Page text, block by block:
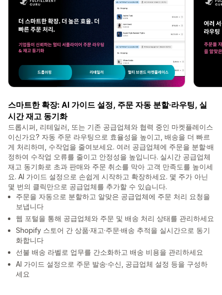
스마트한 확장: AI 가이드 설정, 주문 자동 분할·라우팅, 실
시간 재고 동기화
드롭시퍼, 리테일러, 또는 기존 공급업체와 협력 중인 마켓플레이스
이신가요? 자동 주문 라우팅으로 효율성을 높이고, 배송을 더 빠르
게 처리하며, 수작업을 줄여보세요. 여러 공급업체에 주문을 분할·배
정하여 수작업 오류를 줄이고 안정성을 높입니다. 실시간 공급업체
재고 동기화로 초과 판매와 주문 취소를 막아 고객 만족도를 높이세
요. AI 가이드 설정으로 손쉽게 시작하고 확장하세요. 몇 주가 아닌
몇 번의 클릭만으로 공급업체를 추가할 수 있습니다.
주문을 자동으로 분할하고 알맞은 공급업체에 주문 처리 요청을
보냅니다
웹 포털을 통해 공급업체와 주문 및 배송 처리 상태를 관리하세요
Shopify 스토어 간 상품·재고·주문·배송 추적을 실시간으로 동기
화합니다
선불 배송 라벨로 업무를 간소화하고 배송 비용을 관리하세요
AI 가이드 설정으로 주문 발송·수신, 공급업체 설정 등을 구성하
세요